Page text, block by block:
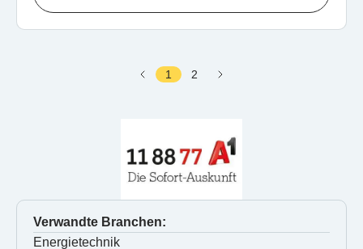
1 2
Verwandte Branchen:
Energietechnik